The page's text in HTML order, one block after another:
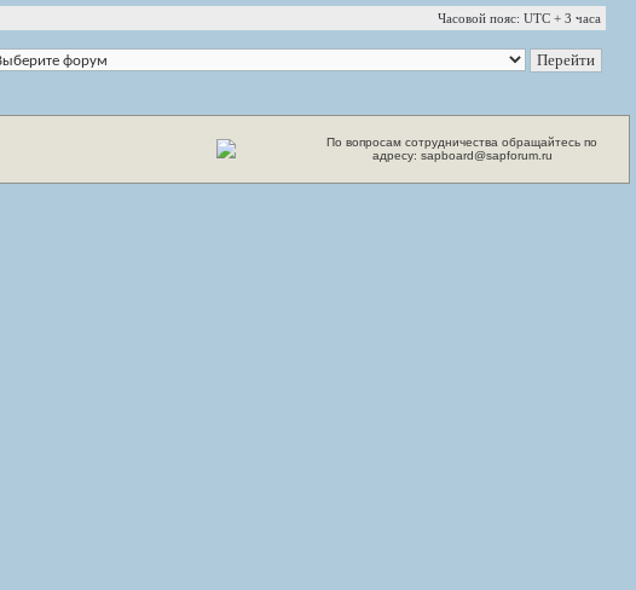
Часовой пояс: UTC + 3 часа
По вопросам сотрудничества обращайтесь по
адресу: sapboard@sapforum.ru